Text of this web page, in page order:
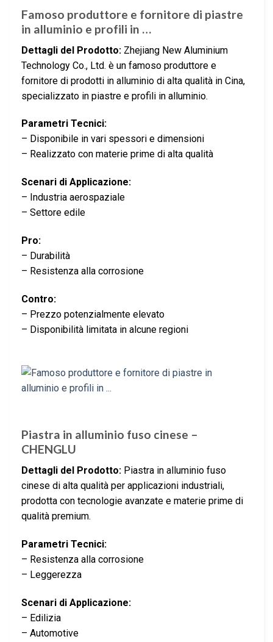
Famoso produttore e fornitore di piastre
in alluminio e profili in …
Dettagli del Prodotto: Zhejiang New Aluminium
Technology Co., Ltd. è un famoso produttore e
fornitore di prodotti in alluminio di alta qualità in Cina,
specializzato in piastre e profili in alluminio.
Parametri Tecnici:
– Disponibile in vari spessori e dimensioni
– Realizzato con materie prime di alta qualità
Scenari di Applicazione:
– Industria aerospaziale
– Settore edile
Pro:
– Durabilità
– Resistenza alla corrosione
Contro:
– Prezzo potenzialmente elevato
– Disponibilità limitata in alcune regioni
Piastra in alluminio fuso cinese –
CHENGLU
Dettagli del Prodotto: Piastra in alluminio fuso
cinese di alta qualità per applicazioni industriali,
prodotta con tecnologie avanzate e materie prime di
qualità premium.
Parametri Tecnici:
– Resistenza alla corrosione
– Leggerezza
Scenari di Applicazione:
– Edilizia
– Automotive